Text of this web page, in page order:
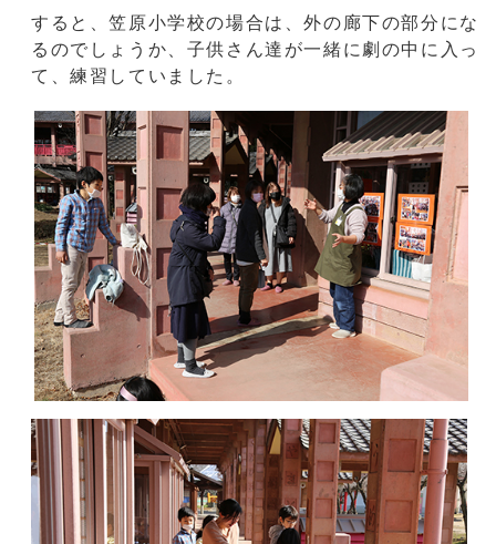
すると、笠原小学校の場合は、外の廊下の部分にな
るのでしょうか、子供さん達が一緒に劇の中に入っ
て、練習していました。